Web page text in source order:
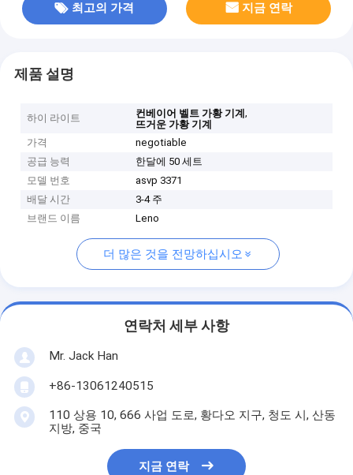
최고의 가격 지금 연락
제품 설명
하이 라이트 컨베이어 벨트 가황 기계,
뜨거운 가황 기계
가격
negotiable
공급 능력
한달에 50 세트
모델 번호
asvp 3371
배달 시간
3-4 주
브랜드 이름
Leno
더 많은 것을 전망하십시오
연락처 세부 사항
Mr. Jack Han
+86-13061240515
110 상용 10, 666 사업 도로, 황다오 지구, 청도 시, 산동
지방, 중국
지금 연락